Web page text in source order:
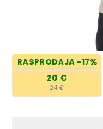
RASPRODAJA -17%
20 €
24 €